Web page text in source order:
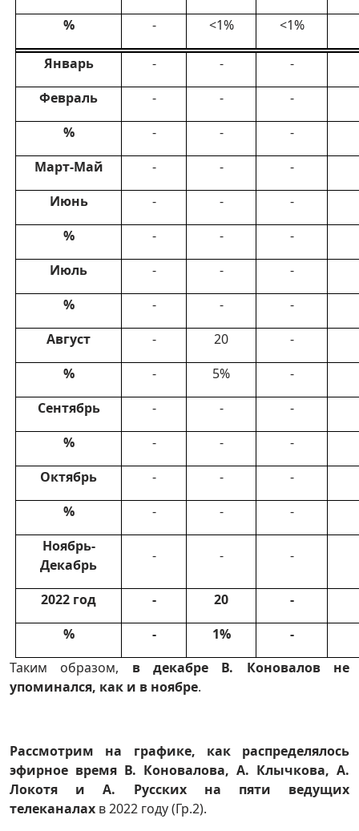
% - <1% <1%
Январь - -
-
Февраль
- -
-
%
- -
-
Март-Май
- -
-
Июнь
- -
-
%
- -
-
Июль
- -
-
%
- -
-
Август
- 20
-
%
- 5%
-
Сентябрь
- -
-
%
- -
-
Октябрь
- -
-
%
- -
-
Ноябрь-
Декабрь
- - -
2022 год - 20
-
%
- 1%
-
Таким образом, в декабре В. Коновалов не
упоминался, как и в ноябре.
Рассмотрим на графике, как распределялось
эфирное время В. Коновалова, А. Клычкова, А.
Локотя и А. Русских на пяти ведущих
телеканалах в 2022 году (Гр.2).